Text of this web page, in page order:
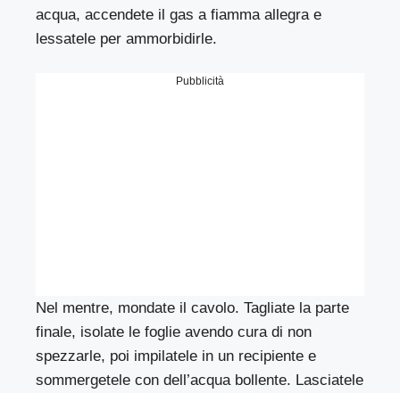
acqua, accendete il gas a fiamma allegra e
lessatele per ammorbidirle.
Pubblicità
Nel mentre, mondate il cavolo. Tagliate la parte
finale, isolate le foglie avendo cura di non
spezzarle, poi impilatele in un recipiente e
sommergetele con dell’acqua bollente. Lasciatele